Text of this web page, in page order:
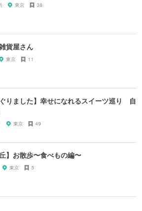
東京 38
貨屋さん
東京 11
ぐりました】幸せになれるスイーツ巡り 自
東京 49
】お散歩〜食べもの編〜
東京 5